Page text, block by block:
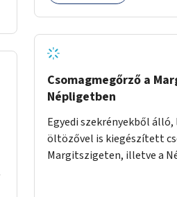
Csomagmegőrző a
Népligetben
Egyedi szekrényekből
öltözővel is kiegészített
Margitszigeten, illetve a